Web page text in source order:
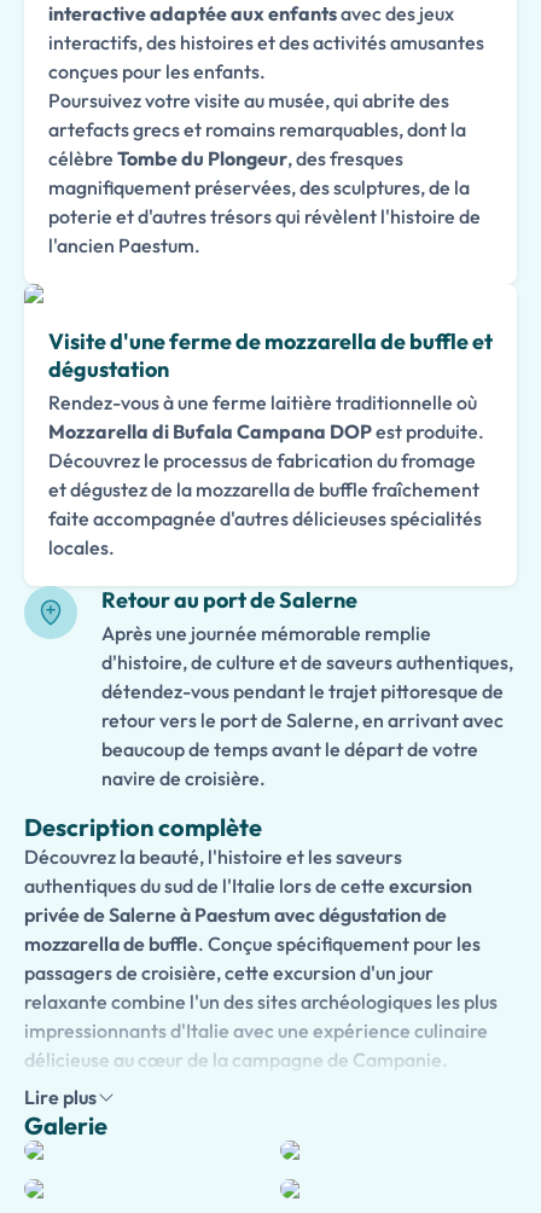
interactive adaptée aux enfantsavec des jeux
interactifs, des histoires et des activités amusantes
conçues pour les enfants.
Poursuivez votre visite au musée, qui abrite des
artefacts grecs et romains remarquables, dont la
célèbre Tombe du Plongeur, des fresques
magnifiquement préservées, des sculptures, de la
poterie et d'autres trésors qui révèlent l'histoire de
l'ancien Paestum.
Visite d'une ferme de mozzarella de buffle et
dégustation
Rendez-vous à une ferme laitière traditionnelle où
Mozzarella di Bufala Campana DOPest produite.
Découvrez le processus de fabrication du fromage
et dégustez de la mozzarella de buffle fraîchement
faite accompagnée d'autres délicieuses spécialités
locales.
Retour au port de Salerne
Après une journée mémorable remplie
d'histoire, de culture et de saveurs authentiques,
détendez-vous pendant le trajet pittoresque de
retour vers le port de Salerne, en arrivant avec
beaucoup de temps avant le départ de votre
navire de croisière.
Description complète
Découvrez la beauté, l'histoire et les saveurs
authentiques du sud de l'Italie lors de cette excursion
privée de Salerne à Paestum avec dégustation de
mozzarella de buffle. Conçue spécifiquement pour les
passagers de croisière, cette excursion d'un jour
relaxante combine l'un des sites archéologiques les plus
impressionnants d'Italie avec une expérience culinaire
délicieuse au cœur de la campagne de Campanie.
Voyagez dans le confort d'un véhicule privé depuis le port
de Salerne vers
, qui abrite trois des temples
grecs antiques les mieux préservés au monde et une zone
archéologique fascinante reconnue comme site du
Lire plus
Galerie